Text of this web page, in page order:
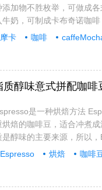
添加物不胜枚举，可做成
牛奶，可制成卡布奇诺咖
摩卡 咖啡
质醇味意式拼配咖啡
是一种烘焙方法
烘焙的咖啡豆，适合冲煮
是醇味的主要来源，所以
Espresso 烘焙 咖啡